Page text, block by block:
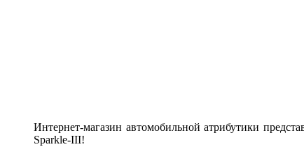
Интернет-магазин автомобильной атрибутики
Sparkle-III!